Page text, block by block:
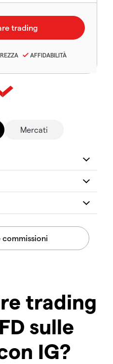
AFFIDABILITÀ
Mercati
trading
sulle
IG?